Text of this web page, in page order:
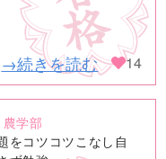
→続きを読む 14
農学部
をコツコツこなし自